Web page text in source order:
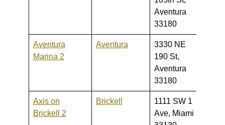
Aventura
33180
Aventura
Marina 2
Aventura
3330 NE
190 St,
Aventura
33180
Axis on
Brickell 2
Brickell
1111 SW 1
Ave, Miami